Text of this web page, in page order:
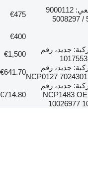
رقم مرجعي: 9000112
€475
€400
جديد، رقم
€1,500
جديد، رقم
€641.70
جديد، رقم
مرجعي: NCP1483 OE
10026977
€714.80